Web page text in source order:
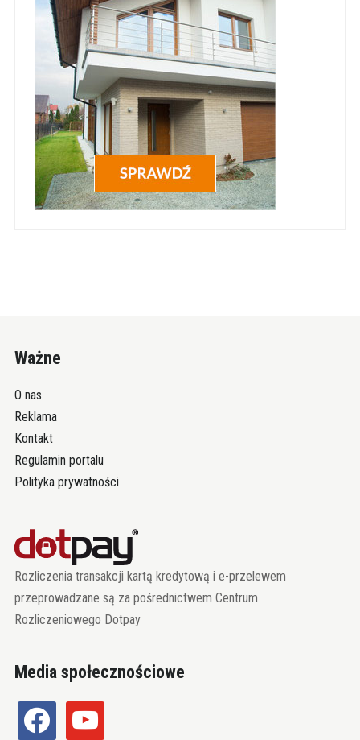
Ważne
O nas
Reklama
Kontakt
Regulamin portalu
Polityka prywatności
Rozliczenia transakcji kartą kredytową i e-przelewem
przeprowadzane są za pośrednictwem Centrum
Rozliczeniowego Dotpay
Media społecznościowe
facebook youtube